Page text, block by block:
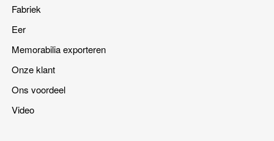
Fabriek
Eer
Memorabilia exporteren
Onze klant
Ons voordeel
Video